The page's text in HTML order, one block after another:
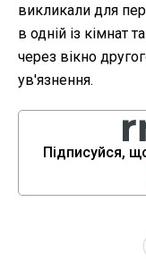
викликали для
в одній із кімнат
через вікно
ув'язнення.
Підписуйся,